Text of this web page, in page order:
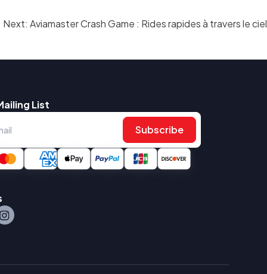
Next: Aviamaster Crash Game : Rides rapides à travers le ciel
List
Subscribe